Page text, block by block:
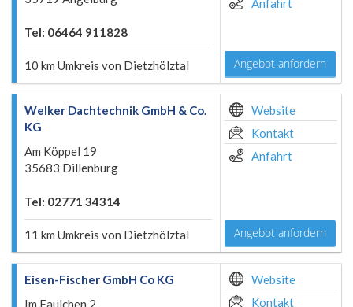
Tel: 06464 911828
10 km Umkreis von Dietzhölztal
Anfahrt
Angebot anfordern
Welker Dachtechnik GmbH & Co.
KG
Am Köppel 19
35683 Dillenburg
Tel: 02771 34314
11 km Umkreis von Dietzhölztal
Website
Kontakt
Anfahrt
Angebot anfordern
Eisen-Fischer GmbH Co KG
Im Faulchen 2
Website
Kontakt